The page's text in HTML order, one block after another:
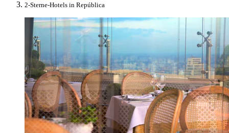
2-Sterne-Hotels in República